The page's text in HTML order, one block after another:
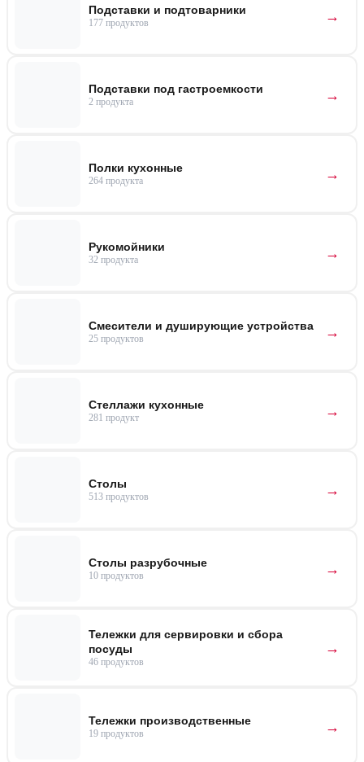
Подставки и подтоварники
177 продуктов
Подставки под гастроемкости
2 продукта
Полки кухонные
264 продукта
Рукомойники
32 продукта
Смесители и душирующие устройства
25 продуктов
Стеллажи кухонные
281 продукт
Столы
513 продуктов
Столы разрубочные
10 продуктов
Тележки для сервировки и сбора
посуды
46 продуктов
Тележки производственные
19 продуктов